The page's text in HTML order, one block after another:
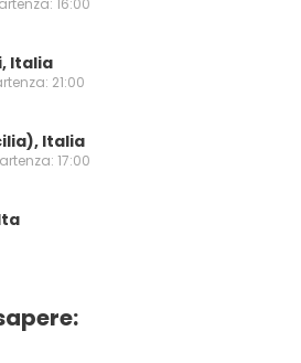
16:00
Italia
21:00
Italia
17:00